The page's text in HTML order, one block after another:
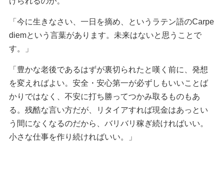
「今に生きなさい、一日を摘め、というラテン語のCarpe
diemという言葉があります。未来はないと思うことで
す。」
「豊かな老後であるはずが裏切られたと嘆く前に、発想
を変えればよい。安全・安心第一が必ずしもいいことば
かりではなく、不安に打ち勝ってつかみ取るものもあ
る。残酷な言い方だが、リタイアすれば現金はあっとい
う間になくなるのだから、バリバリ稼ぎ続ければいい。
小さな仕事を作り続ければいい。」